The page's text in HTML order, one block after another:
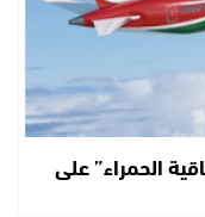
الحمراء” على